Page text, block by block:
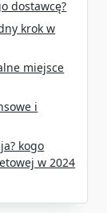
dostawcę?
krok w
miejsce
i
kogo
w 2024